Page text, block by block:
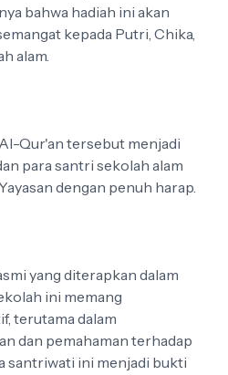
bahwa hadiah ini akan
kepada Putri, Chika,
alam.
Qur'an tersebut menjadi
para santri sekolah alam
dengan penuh harap.
yang diterapkan dalam
ini memang
terutama dalam
dan pemahaman terhadap
santriwati ini menjadi bukti